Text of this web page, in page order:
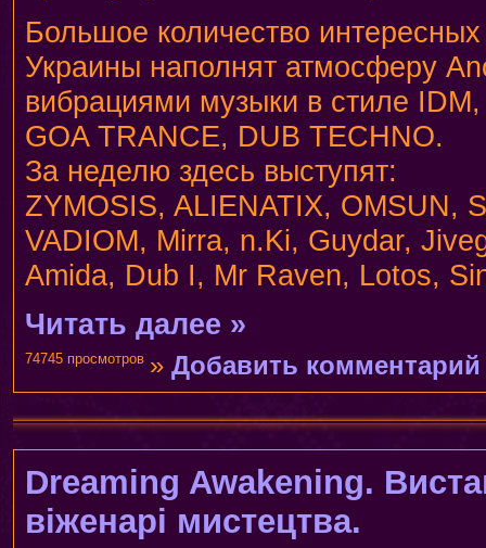
Большое количество интересных
Украины наполнят атмосферу
вибрациями музыки в стилe
GOA TRANCE, DUB TECHNO.
За неделю здесь выступят:
ZYMOSIS, ALIENATIX, OMSUN,
VADIOM, Mirra, n.Ki, Guydar,
Amida, Dub I, Mr Raven, Lotos,
Читать далее »
»Добавить комментарий
74745 просмотров
Dreaming Awakening.
віженарі мистецтва.